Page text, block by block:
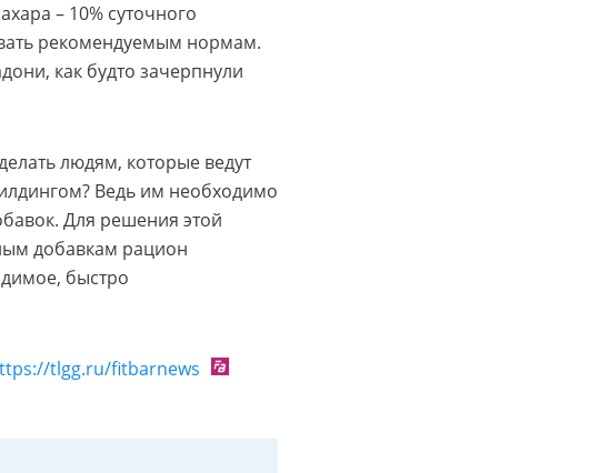
– 10% суточного
рекомендуемым нормам.
как будто зачерпнули
людям, которые ведут
Ведь им необходимо
Для решения этой
добавкам рацион
быстро
tlgg.ru/fitbarnews